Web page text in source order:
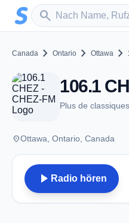
Zum Hauptinhalt springen
search
Sender suchen
Canada chevron_right Ontario chevron_right Ottawa chevron_right
Plus de
placeOttawa, Ontario, Canada
play_arrow Radio hören